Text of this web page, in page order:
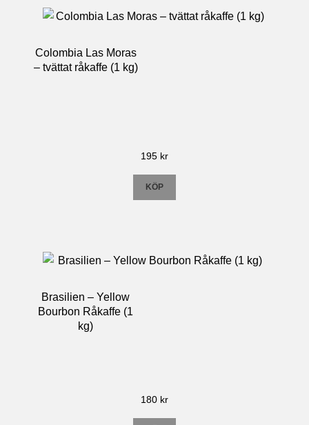
Colombia Las Moras
– tvättat råkaffe (1 kg)
195 kr
KÖP
Brasilien – Yellow
Bourbon Råkaffe (1
kg)
180 kr